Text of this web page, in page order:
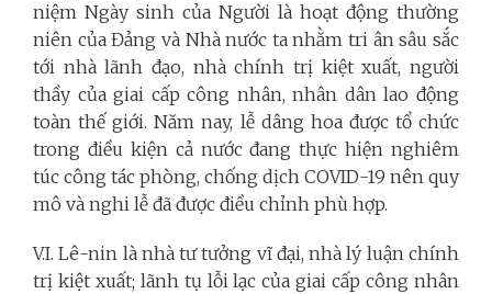
niệm Ngày sinh của Người là hoạt động thường
niên của Đảng và Nhà nước ta nhằm tri ân sâu sắc
tới nhà lãnh đạo, nhà chính trị kiệt xuất, người
thầy của giai cấp công nhân, nhân dân lao động
toàn thế giới. Năm nay, lễ dâng hoa được tổ chức
trong điều kiện cả nước đang thực hiện nghiêm
túc công tác phòng, chống dịch COVID-19 nên quy
mô và nghi lễ đã được điều chỉnh phù hợp.
V.I. Lê-nin là nhà tư tưởng vĩ đại, nhà lý luận chính
trị kiệt xuất; lãnh tụ lỗi lạc của giai cấp công nhân